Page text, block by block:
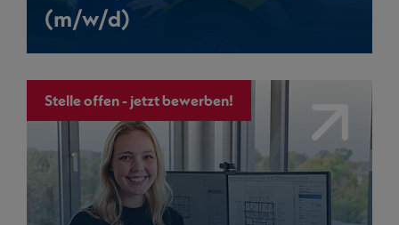
(m/w/d)
Stelle offen - jetzt bewerben!
Link